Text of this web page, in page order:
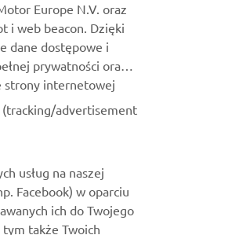
wydarzeniach specjalnych,
przetwarzamy Twoje dane
Europe N.V. oraz
i web beacon. Dzięki
dane dostępowe i
prywatności oraz
strony internetowej
(tracking/advertisement
usług na naszej
Facebook) w oparciu
ich do Twojego
także Twoich